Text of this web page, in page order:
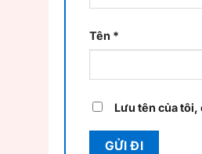
Tên *
Lưu tên của